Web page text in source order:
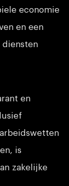
economie
en een
diensten
en
is
zakelijke